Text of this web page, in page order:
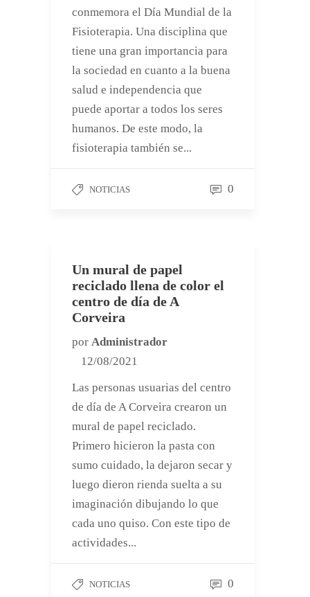
conmemora el Día Mundial de la
Fisioterapia. Una disciplina que
tiene una gran importancia para
la sociedad en cuanto a la buena
salud e independencia que
puede aportar a todos los seres
humanos. De este modo, la
fisioterapia también se...
NOTICIAS 0
Un mural de papel
reciclado llena de color el
centro de día de A
Corveira
por Administrador
12/08/2021
Las personas usuarias del centro
de día de A Corveira crearon un
mural de papel reciclado.
Primero hicieron la pasta con
sumo cuidado, la dejaron secar y
luego dieron rienda suelta a su
imaginación dibujando lo que
cada uno quiso. Con este tipo de
actividades...
NOTICIAS 0